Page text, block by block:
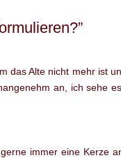
das Alte nicht mehr ist
an, ich sehe
immer eine Kerze